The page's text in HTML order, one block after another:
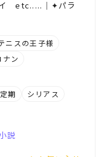
イ etc.....｜︎✦︎パラ
ニスの王子様
ナン
期
シリアス
説